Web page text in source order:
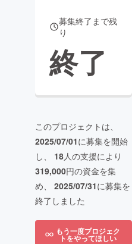
募集終了まで残
り
終了
このプロジェクトは、
2025/07/01に募集を開始
し、 18人の支援により
319,000円の資金を集
め、 2025/07/31に募集を
終了しました
もう一度プロジェク
トをやってほしい